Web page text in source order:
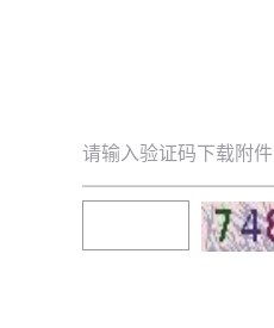
请输入验证码下载附件